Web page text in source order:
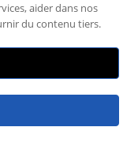
aider dans nos
du contenu tiers.